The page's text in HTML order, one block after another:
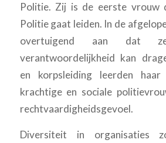
Politie. Zij is de eerste vrouw
Politie gaat leiden. In de
overtuigend aan dat
verantwoordelijkheid kan
en korpsleiding leerden
krachtige en sociale
rechtvaardigheidsgevoel.
Diversiteit in organisaties